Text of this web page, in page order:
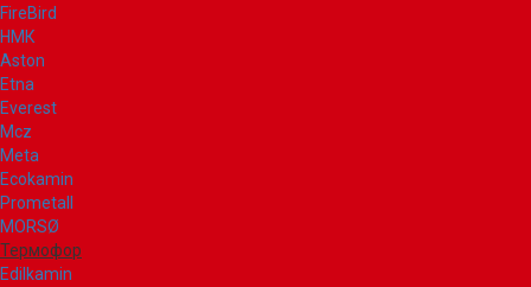
FireBird
НМК
Aston
Etna
Everest
Mcz
Meta
Ecokamin
Prometall
MORSØ
Термофор
Edilkamin